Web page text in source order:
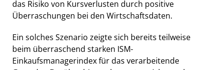
das Risiko von Kursverlusten durch positive
Überraschungen bei den Wirtschaftsdaten.
Ein solches Szenario zeigte sich bereits teilweise
beim überraschend starken ISM-
Einkaufsmanagerindex für das verarbeitende